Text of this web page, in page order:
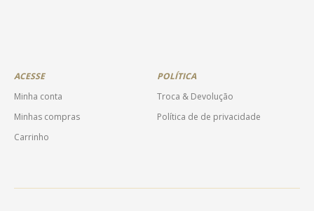
ACESSE
Minha conta
Minhas compras
Carrinho
POLÍTICA
Troca & Devolução
Política de de privacidade